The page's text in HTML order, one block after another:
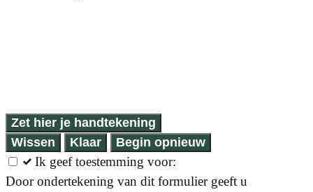
Zet hier je handtekening
Wissen
Klaar Begin opnieuw
Ik geef toestemming voor:
Door ondertekening van dit formulier geeft u